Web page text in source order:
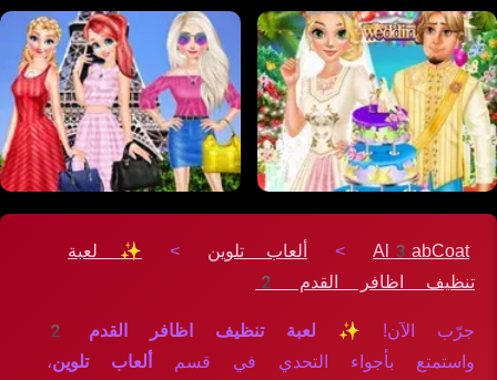
Al3abCoat
> ألعاب تلوين >
✨ لعبة
تنظيف اظافر القدم 2
جرّب الآن! ✨ لعبة تنظيف اظافر القدم 2
واستمتع بأجواء التحدي في قسم
ألعاب تلوين،